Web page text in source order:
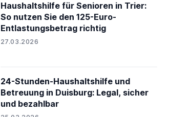
Haushaltshilfe für Senioren in Trier:
So nutzen Sie den 125-Euro-
Entlastungsbetrag richtig
27.03.2026
24-Stunden-Haushaltshilfe und
Betreuung in Duisburg: Legal, sicher
und bezahlbar